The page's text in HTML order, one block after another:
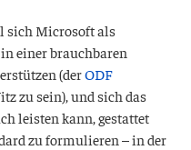
sich Microsoft als
einer brauchbaren
(derODF
zu sein), und sich das
leisten kann, gestattet
zu formulieren – in der